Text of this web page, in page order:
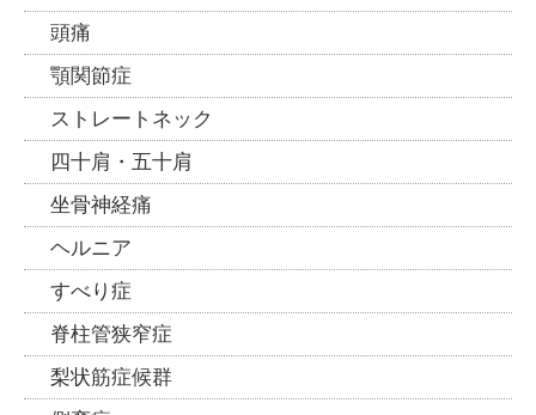
頭痛
顎関節症
ストレートネック
四十肩・五十肩
坐骨神経痛
ヘルニア
すべり症
脊柱管狭窄症
梨状筋症候群